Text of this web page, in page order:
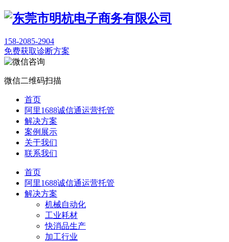
158-2085-2904
免费获取诊断方案
微信二维码扫描
首页
阿里1688诚信通运营托管
解决方案
案例展示
关于我们
联系我们
首页
阿里1688诚信通运营托管
解决方案
机械自动化
工业耗材
快消品生产
加工行业